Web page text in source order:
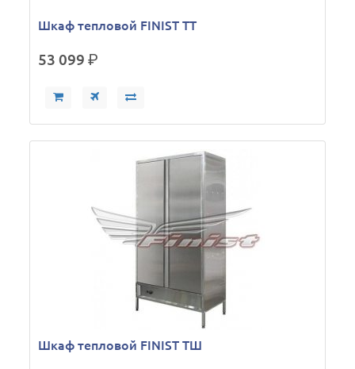
Шкаф тепловой FINIST ТТ
53 099р.
Шкаф тепловой FINIST ТШ